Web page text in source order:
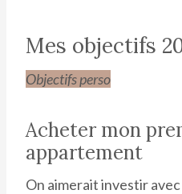
Mes objectifs
Objectifs perso
Acheter mon
appartement
On aimerait investir